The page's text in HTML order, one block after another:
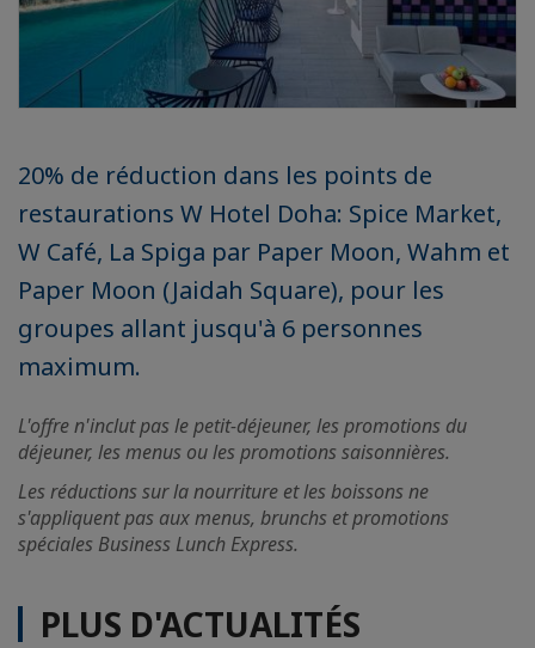
20% de réduction dans les points de
restaurations W Hotel Doha: Spice Market,
W Café, La Spiga par Paper Moon, Wahm et
Paper Moon (Jaidah Square), pour les
groupes allant jusqu'à 6 personnes
maximum.
L'offre n'inclut pas le petit-déjeuner, les promotions du
déjeuner, les menus ou les promotions saisonnières.
Les réductions sur la nourriture et les boissons ne
s'appliquent pas aux menus, brunchs et promotions
spéciales Business Lunch Express.
PLUS D'ACTUALITÉS